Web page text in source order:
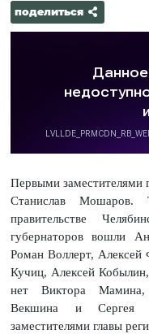
поделиться
Первыми заместителями
Станислав
правительстве
губернаторов вошли
Роман Воллерт, Алексей
Кучиц, Алексей
нет Виктора Мамина,
Векшина и Сергея
заместителями главы